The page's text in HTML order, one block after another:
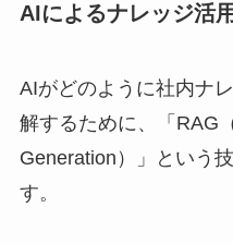
AIによるナレッジ活
AIがどのように社内ナ
解するために、「RAG
Generation）」という
す。